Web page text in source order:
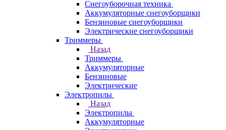
Снегоуборочная техника
Аккумуляторные снегоуборщики
Бензиновые снегоуборщики
Электрические снегоуборщики
Триммеры
Назад
Триммеры
Аккумуляторные
Бензиновые
Электрические
Электропилы
Назад
Электропилы
Аккумуляторные